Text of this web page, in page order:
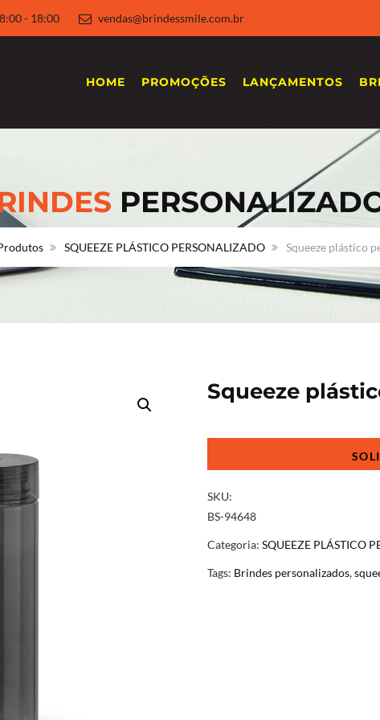
8:00 - 18:00 vendas@brindessmile.com.br
HOME PROMOÇÕES LANÇAMENTOS
SQUEEZE PLÁSTICO PERSONALIZADO Squeeze plástico
Squeeze
SKU:
BS-94648
Categoria: SQUEEZE PLÁSTICO
Tags: Brindes personalizados,